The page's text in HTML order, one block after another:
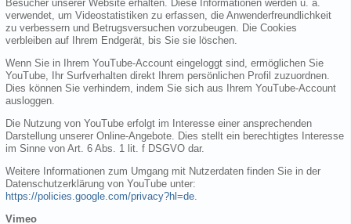
Besucher unserer Website erhalten. Diese Informationen werden u. a.
verwendet, um Videostatistiken zu erfassen, die Anwenderfreundlichkeit
zu verbessern und Betrugsversuchen vorzubeugen. Die Cookies
verbleiben auf Ihrem Endgerät, bis Sie sie löschen.
Wenn Sie in Ihrem YouTube-Account eingeloggt sind, ermöglichen Sie
YouTube, Ihr Surfverhalten direkt Ihrem persönlichen Profil zuzuordnen.
Dies können Sie verhindern, indem Sie sich aus Ihrem YouTube-Account
ausloggen.
Die Nutzung von YouTube erfolgt im Interesse einer ansprechenden
Darstellung unserer Online-Angebote. Dies stellt ein berechtigtes Interesse
im Sinne von Art. 6 Abs. 1 lit. f DSGVO dar.
Weitere Informationen zum Umgang mit Nutzerdaten finden Sie in der
Datenschutzerklärung von YouTube unter:
https://policies.google.com/privacy?hl=de
Vimeo